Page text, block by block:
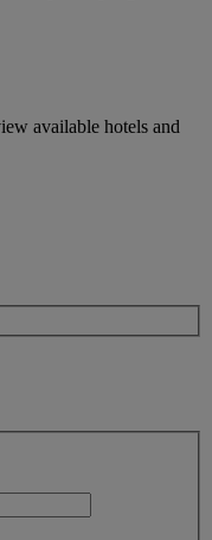
available hotels and